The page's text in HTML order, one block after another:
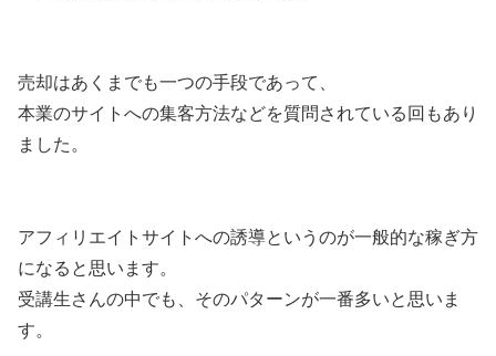
売却はあくまでも一つの手段であって、
本業のサイトへの集客方法などを質問されている回もあり
ました。
アフィリエイトサイトへの誘導というのが一般的な稼ぎ方
になると思います。
受講生さんの中でも、そのパターンが一番多いと思いま
す。